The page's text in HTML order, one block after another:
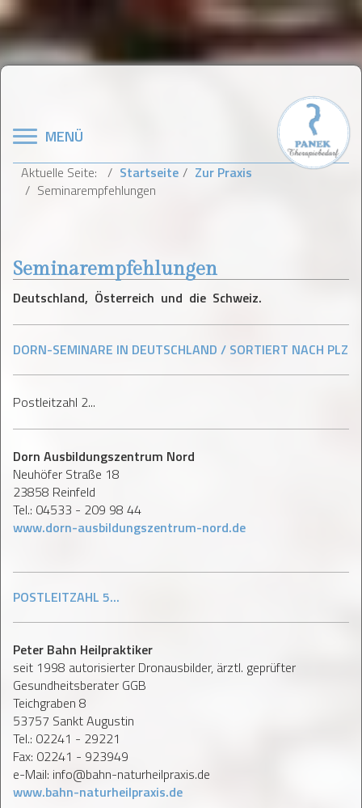
Navigation
MENÜ
Aktuelle Seite: Startseite
Zur Praxis
Seminarempfehlungen
Seminarempfehlungen
Deutschland, Österreich und die Schweiz.
DORN-SEMINARE IN DEUTSCHLAND / SORTIERT NACH PLZ
Postleitzahl 2...
Dorn Ausbildungszentrum Nord
Neuhöfer Straße 18
23858 Reinfeld
Tel.: 04533 - 209 98 44
www.dorn-ausbildungszentrum-nord.de
POSTLEITZAHL 5...
Peter Bahn Heilpraktiker
seit 1998 autorisierter Dronausbilder, ärztl. geprüfter
Gesundheitsberater GGB
Teichgraben 8
53757 Sankt Augustin
Tel.: 02241 - 29221
Fax: 02241 - 923949
e-Mail: info@bahn-naturheilpraxis.de
www.bahn-naturheilpraxis.de